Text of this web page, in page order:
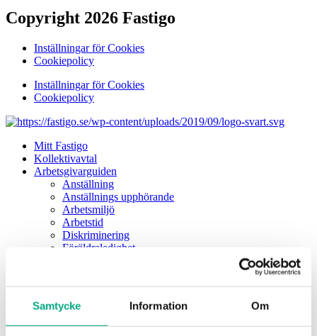
Samtycke Information Om
Copyright 2026 Fastigo
Inställningar för Cookies
Cookiepolicy
Inställningar för Cookies
Cookiepolicy
Mitt Fastigo
Kollektivavtal
Arbetsgivarguiden
Anställning
Anställnings upphörande
Arbetsmiljö
Arbetstid
Diskriminering
Föräldraledighet
Lön och ersättningar
Ekonomi för arbetsgivare
Rehabilitering
Semester